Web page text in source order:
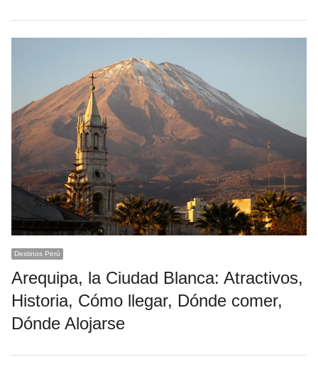
Destinos Perú
Arequipa, la Ciudad Blanca: Atractivos,
Historia, Cómo llegar, Dónde comer,
Dónde Alojarse